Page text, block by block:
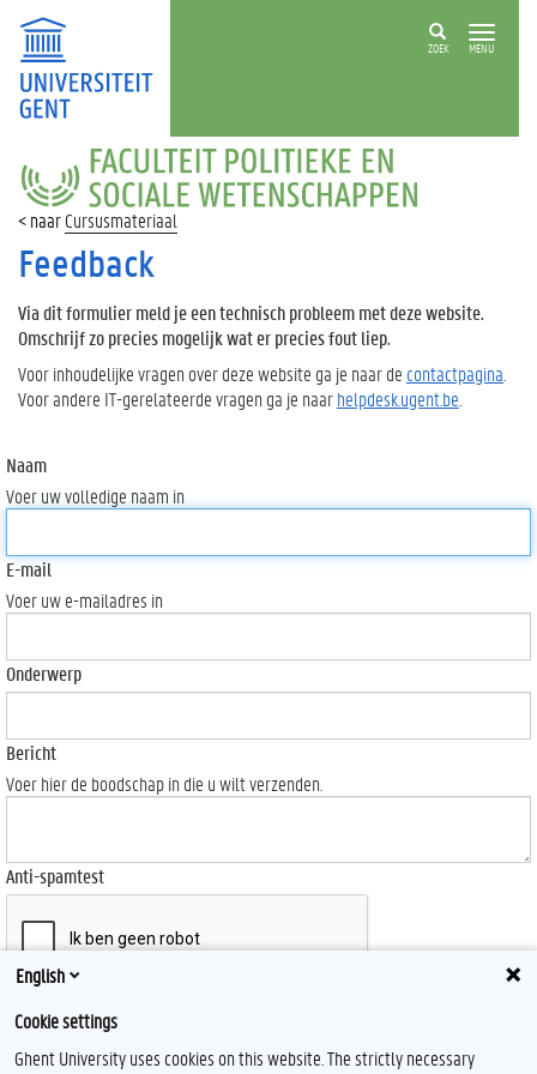
ZOEK MENU
FACULTEIT
POLITIEKE
EN
SOCIALE
WETENSCHAPPEN
Cursusmateriaal
Feedback
Via dit formulier meld je een technisch probleem met deze website.
Omschrijf zo precies mogelijk wat er precies fout liep.
Voor inhoudelijke vragen over deze website ga je naar de contactpagina
Voor andere IT-gerelateerde vragen ga je naarhelpdesk.ugent.be
Naam
Voer uw volledige naam in
E-mail
Voer uw e-mailadres in
Onderwerp
Bericht
Voer hier de boodschap in die u wilt verzenden.
Anti-spamtest
Send
English
Cookie settings
Ghent University uses cookies on this website. The strictly necessary